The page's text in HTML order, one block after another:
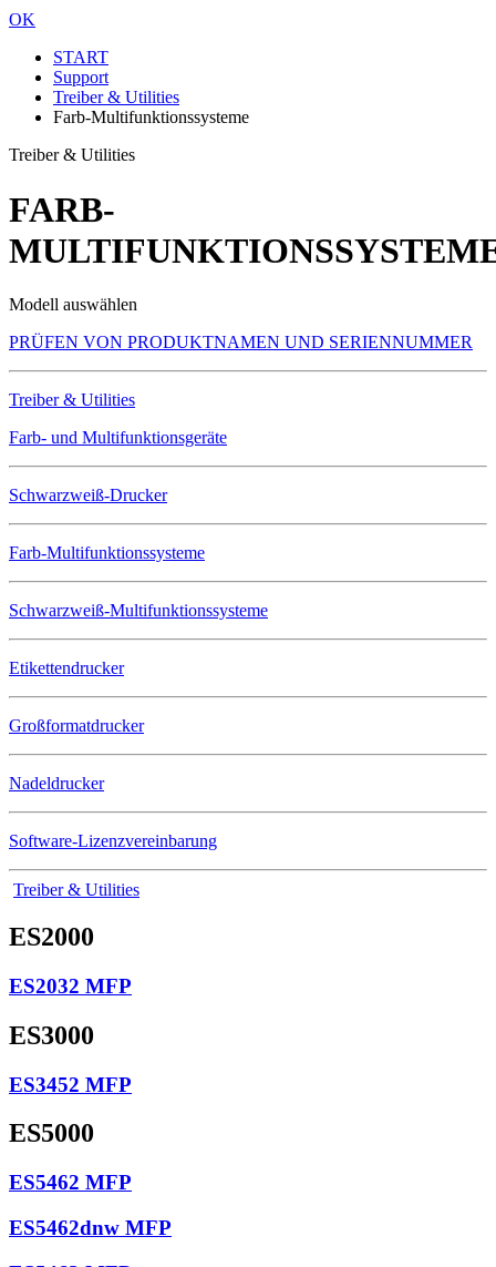
OK
START
Support
Treiber & Utilities
Farb-Multifunktionssysteme
Treiber & Utilities
FARB-
Modell auswählen
PRÜFEN VON PRODUKTNAMEN UND SERIENNUMMER
Treiber & Utilities
Farb- und Multifunktionsgeräte
Schwarzweiß-Drucker
Farb-Multifunktionssysteme
Schwarzweiß-Multifunktionssysteme
Etikettendrucker
Großformatdrucker
Nadeldrucker
Software-Lizenzvereinbarung
Treiber & Utilities
ES2000
ES2032 MFP
ES3000
ES3452 MFP
ES5000
ES5462 MFP
ES5462dnw MFP